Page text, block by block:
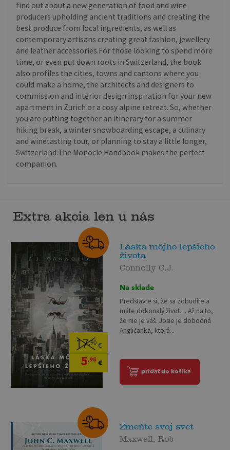
find out about a new generation of food and wine
producers upholding ancient traditions and creating the
best produce from local ingredients, as well as
contemporary artisans creating great fashion, jewellery
and leather accessories.For those looking to spend more
time, or even put down roots in Switzerland, the book
also profiles the cities, towns and cantons where you
could make a home, the architects and designers to
commission and interior design inspiration for your new
apartment in Zurich or a cosy alpine retreat. So, whether
you are putting together an itinerary for a summer
hiking break, a winter snowboarding escape, a culinary
and winetasting tour, or planning to stay a little longer,
Switzerland:The Monocle Handbook makes the perfect
companion.
Extra akcia len u nás
17,90 €
5,95 €
Láska môjho lepšieho
života
Connolly C.J.
Na sklade
Predstavte si, že sa zobudíte a
máte dokonalý život… Až na to,
že nie je váš. Josie je slobodná
Angličanka, ktorá...
pridať do košíka
Zmeňte svoj svet
Maxwell, Rob